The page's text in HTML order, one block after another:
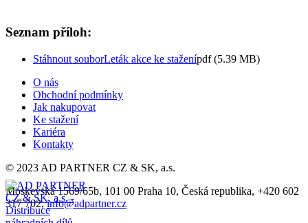
Seznam příloh:
Stáhnout souborLeták akce ke staženípdf (5.39 MB)
O nás
Obchodní podmínky
Jak nakupovat
Ke stažení
Kariéra
Kontakty
© 2023 AD PARTNER CZ & SK, a.s.
Moskevská 1569/65b, 101 00 Praha 10, Česká republika, +420 602
317 702,info@adpartner.cz